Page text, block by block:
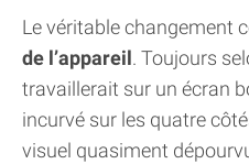
Le véritable changement
de l’appareil. Toujours
travaillerait sur un écran
incurvé sur les quatre
visuel quasiment